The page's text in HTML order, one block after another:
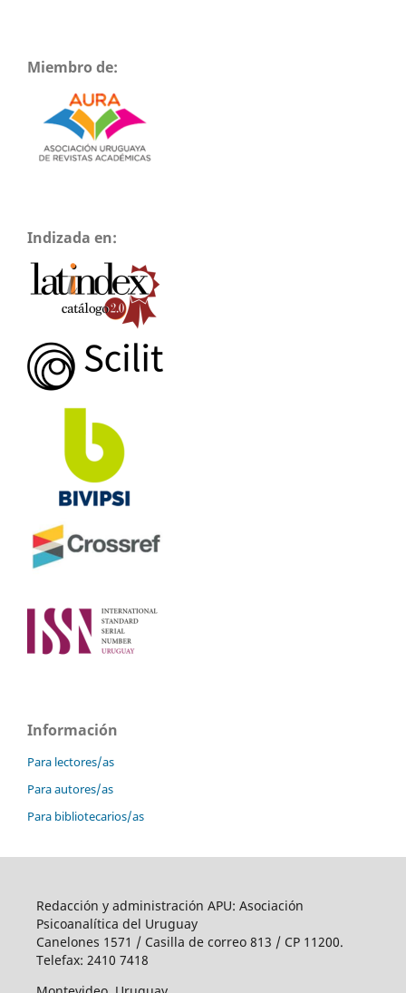
Miembro de:
Indizada en:
Información
Para lectores/as
Para autores/as
Para bibliotecarios/as
Redacción y administración APU: Asociación
Psicoanalítica del Uruguay
Canelones 1571 / Casilla de correo 813 / CP 11200.
Telefax: 2410 7418